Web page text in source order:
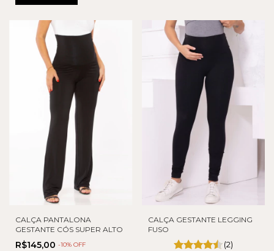
CALÇA PANTALONA
GESTANTE CÓS SUPER ALTO
R$145,00 -10% OFF
CALÇA GESTANTE LEGGING
FUSO
(2)